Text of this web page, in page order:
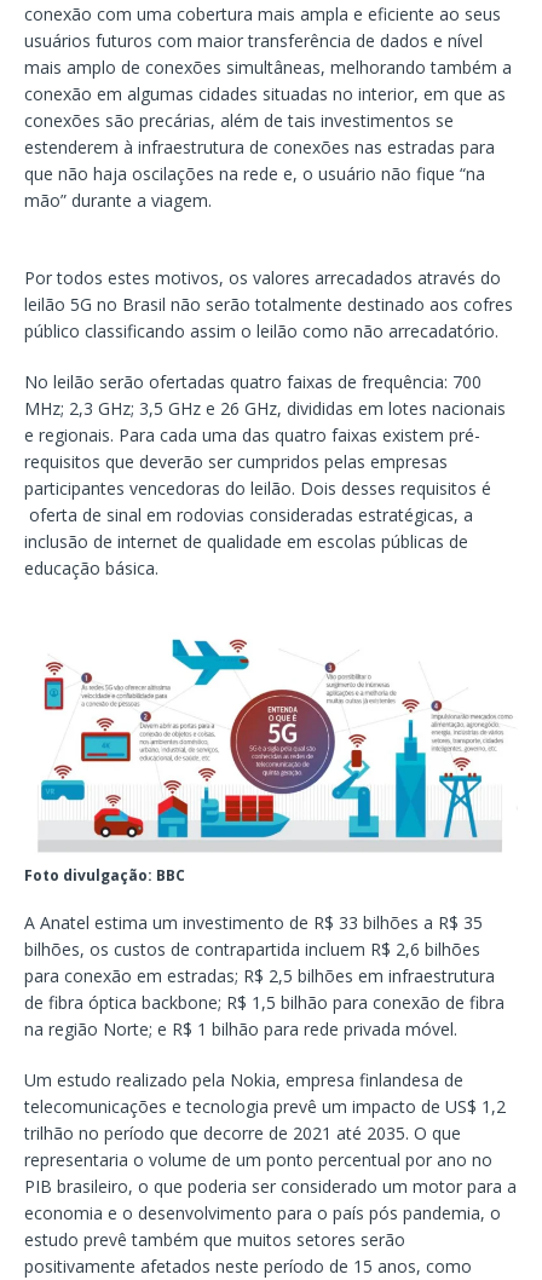
conexão com uma cobertura mais ampla e eficiente ao seus
usuários futuros com maior transferência de dados e nível
mais amplo de conexões simultâneas, melhorando também a
conexão em algumas cidades situadas no interior, em que as
conexões são precárias, além de tais investimentos se
estenderem à infraestrutura de conexões nas estradas para
que não haja oscilações na rede e, o usuário não fique “na
mão” durante a viagem.
Por todos estes motivos, os valores arrecadados através do
leilão 5G no Brasil não serão totalmente destinado aos cofres
público classificando assim o leilão como não arrecadatório.
No leilão serão ofertadas quatro faixas de frequência: 700
MHz; 2,3 GHz; 3,5 GHz e 26 GHz, divididas em lotes nacionais
e regionais. Para cada uma das quatro faixas existem pré-
requisitos que deverão ser cumpridos pelas empresas
participantes vencedoras do leilão. Dois desses requisitos é
oferta de sinal em rodovias consideradas estratégicas, a
inclusão de internet de qualidade em escolas públicas de
educação básica.
Foto divulgação: BBC
A Anatel estima um investimento de R$ 33 bilhões a R$ 35
bilhões, os custos de contrapartida incluem R$ 2,6 bilhões
para conexão em estradas; R$ 2,5 bilhões em infraestrutura
de fibra óptica backbone; R$ 1,5 bilhão para conexão de fibra
na região Norte; e R$ 1 bilhão para rede privada móvel.
Um estudo realizado pela Nokia, empresa finlandesa de
telecomunicações e tecnologia prevê um impacto de US$ 1,2
trilhão no período que decorre de 2021 até 2035. O que
representaria o volume de um ponto percentual por ano no
PIB brasileiro, o que poderia ser considerado um motor para a
economia e o desenvolvimento para o país pós pandemia, o
estudo prevê também que muitos setores serão
positivamente afetados neste período de 15 anos, como